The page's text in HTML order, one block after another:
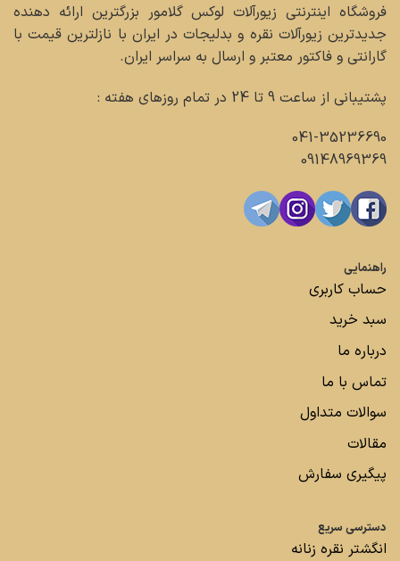
فروشگاه اینترنتی زیورآلات لوکس گلامور بزرگترین ارائه دهنده
جدیدترین زیورآلات نقره و بدلیجات در ایران با نازلترین قیمت با
گارانتی و فاکتور معتبر و ارسال به سراسر ایران.
پشتیبانی از ساعت 9 تا 24 در تمام روزهای هفته :
041-35236690
09148969369
راهنمایی
حساب کاربری
سبد خرید
درباره ما
تماس با ما
سوالات متداول
مقالات
پیگیری سفارش
دسترسی سریع
انگشتر نقره زنانه